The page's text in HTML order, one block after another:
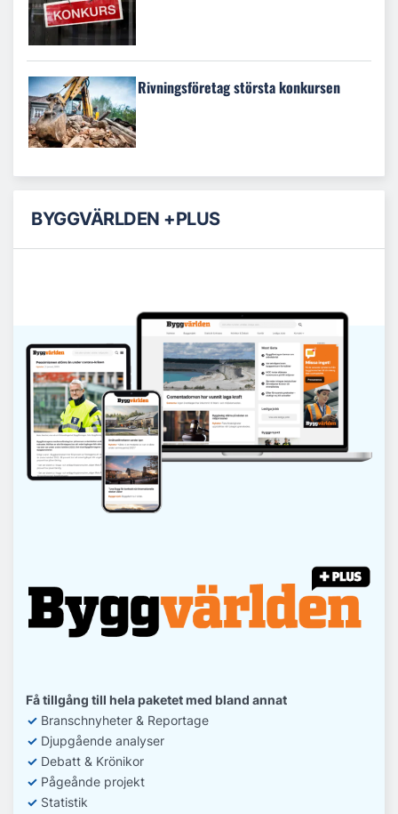
Rivningsföretag största konkursen
BYGGVÄRLDEN +PLUS
Få tillgång till hela paketet med bland annat
✓ Branschnyheter & Reportage
✓ Djupgående analyser
✓ Debatt & Krönikor
✓ Pågeånde projekt
✓ Statistik